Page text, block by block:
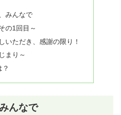
みんなで
の1回目～
いただき、感謝の限り！
まり～
んなで